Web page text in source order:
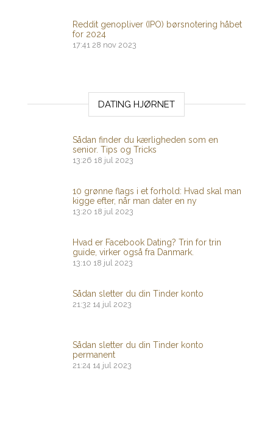
Reddit genopliver (IPO) børsnotering håbet
for 2024
17:41 28 nov 2023
DATING HJØRNET
Sådan finder du kærligheden som en
senior. Tips og Tricks
13:26 18 jul 2023
10 grønne flags i et forhold: Hvad skal man
kigge efter, når man dater en ny
13:20 18 jul 2023
Hvad er Facebook Dating? Trin for trin
guide, virker også fra Danmark.
13:10 18 jul 2023
Sådan sletter du din Tinder konto
21:32 14 jul 2023
Sådan sletter du din Tinder konto
permanent
21:24 14 jul 2023